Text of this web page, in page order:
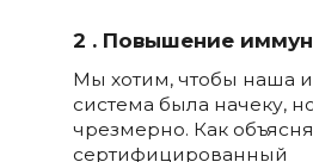
2 . Повышение
Мы хотим, чтобы наша
система была начеку,
чрезмерно. Как
сертифицированный